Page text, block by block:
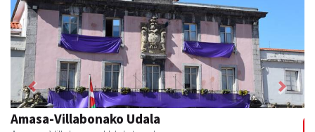
Amasa-Villabonako Udala
Previous Next